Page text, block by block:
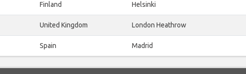
Finland Helsinki
United Kingdom London Heathrow
Spain Madrid